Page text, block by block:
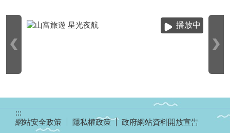
播放中
:::
網站安全政策
隱私權政策
政府網站資料開放宣告